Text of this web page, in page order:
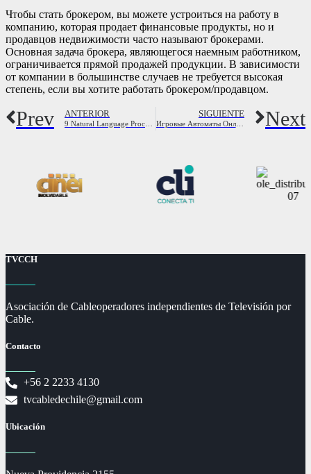
Чтобы стать брокером, вы можете устроиться на работу в
компанию, которая продает финансовые продукты, но и
продавцов недвижимости часто называют брокерами.
Основная задача брокера, являющегося наемным работником,
ограничивается прямой продажей продукции. В зависимости
от компании в большинстве случаев не требуется высокая
степень, если вы хотите работать брокером/продавцом.
Prev ANTERIOR SIGUIENTE
Игровые Автоматы Онлайн Играть желающим И Без Регистраци Next
TVCCH
Asociación de Cableoperadores independientes de Televisión por
Cable.
Contacto
+56 2 2233 4130
tvcabledechile@gmail.com
Ubicación